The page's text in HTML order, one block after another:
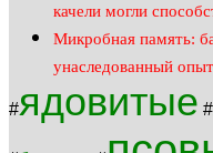
качели могли
Микробная память:
унаследованный
#ядовитые #